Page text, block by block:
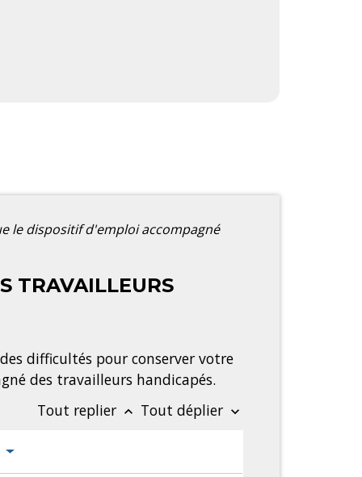
le dispositif d'emploi accompagné
TRAVAILLEURS
difficultés pour conserver votre
des travailleurs handicapés.
Tout replier keyboard_arrow_up Tout déplier keyboard_arrow_down